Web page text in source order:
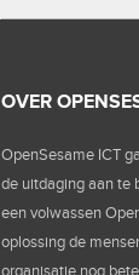
OVER
OpenSesame ICT
de uitdaging aan te
een volwassen
oplossing de
organisatie nog